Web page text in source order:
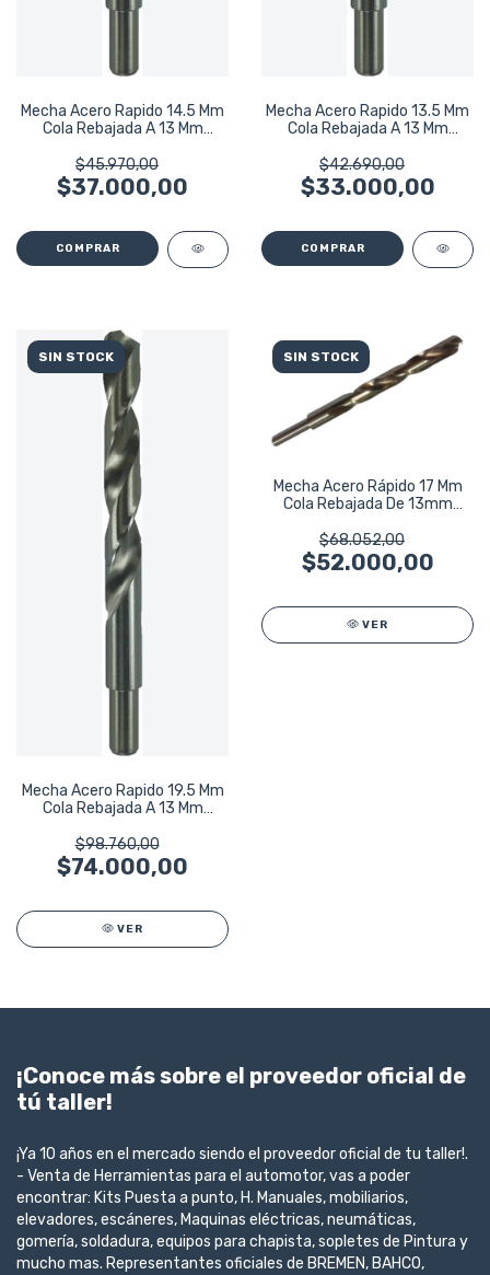
Mecha Acero Rapido 14.5 Mm
Cola Rebajada A 13 Mm
$45.970,00
$37.000,00
Mecha Acero Rapido 13.5 Mm
Cola Rebajada A 13 Mm
$42.690,00
$33.000,00
SIN STOCK
Mecha Acero Rapido 19.5 Mm
Cola Rebajada A 13 Mm
$98.760,00
$74.000,00
VER
SIN STOCK
Mecha Acero Rápido 17 Mm
Cola Rebajada De 13mm
$68.052,00
$52.000,00
VER
¡Conoce más sobre el proveedor oficial de
tú taller!
¡Ya 10 años en el mercado siendo el proveedor oficial de tu taller!.
- Venta de Herramientas para el automotor, vas a poder
encontrar: Kits Puesta a punto, H. Manuales, mobiliarios,
elevadores, escáneres, Maquinas eléctricas, neumáticas,
gomería, soldadura, equipos para chapista, sopletes de Pintura y
mucho mas. Representantes oficiales de BREMEN, BAHCO,